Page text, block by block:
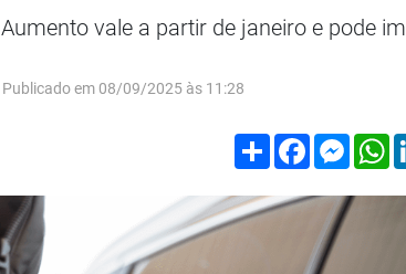
Aumento vale a partir de janeiro e pode
Publicado em 08/09/2025 às 11:28
Compartilhar
Facebook